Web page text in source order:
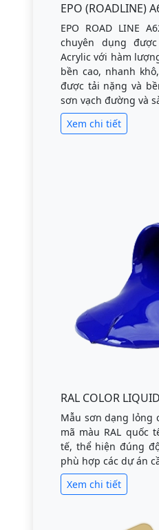
EPO (ROADLINE)
EPO ROAD LINE
chuyên dụng
Acrylic với hàm
bền cao, nhanh
được tải nặng và
sơn vạch đường và
Xem chi tiết
RAL COLOR
Mẫu sơn dạng lỏng
mã màu RAL quốc
tế, thể hiện đúng
phù hợp các dự án
Xem chi tiết